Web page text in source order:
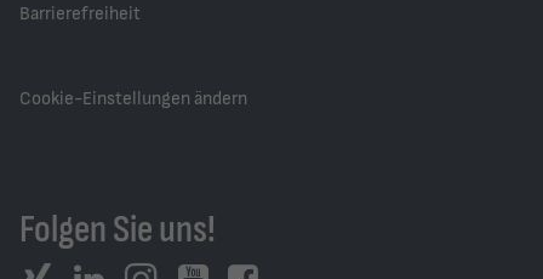
Barrierefreiheit
Cookie-Einstellungen ändern
Folgen Sie uns!